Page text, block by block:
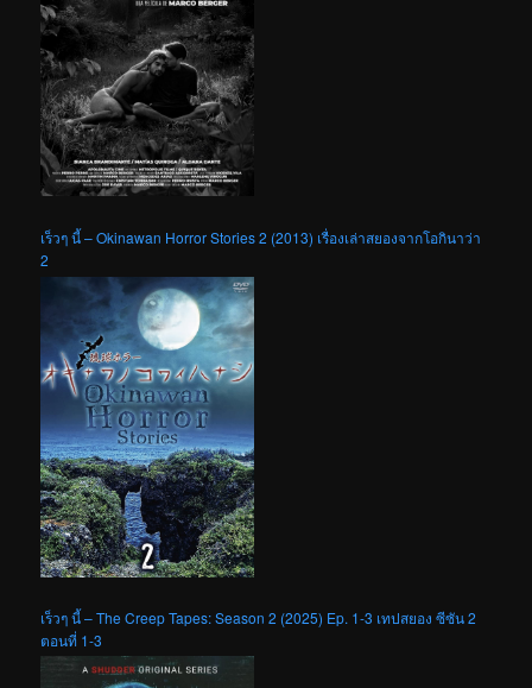
เร็วๆ นี้ – Okinawan Horror Stories 2 (2013) เรื่องเล่าสยองจากโอกินาว่า
2
เร็วๆ นี้ – The Creep Tapes: Season 2 (2025) Ep. 1-3 เทปสยอง ซีซัน 2
ตอนที่ 1-3